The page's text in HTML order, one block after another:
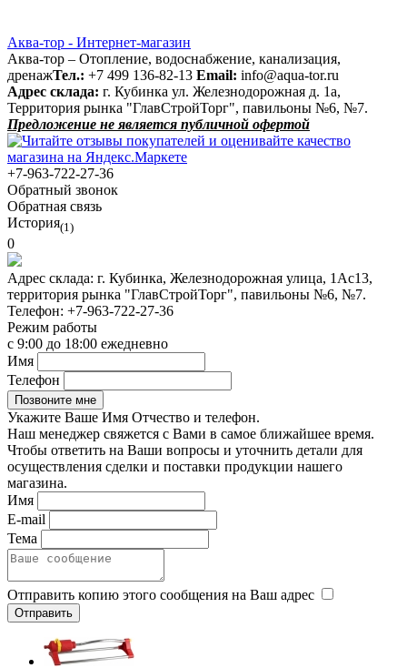
Аква-тор - Интернет-магазин
Аква-тор – Отопление, водоснабжение, канализация,
дренажТел.: +7 499 136-82-13 Email: info@aqua-tor.ru
Адрес склада: г. Кубинка ул. Железнодорожная д. 1а,
Территория рынка "ГлавСтройТорг", павильоны №6, №7.
Предложение не является публичной офертой
+7-963-722-27-36
Обратный звонок
Обратная связь
История(1)
0
Адрес склада: г. Кубинка, Железнодорожная улица, 1Ас13,
территория рынка "ГлавСтройТорг", павильоны №6, №7.
Телефон: +7-963-722-27-36
Режим работы
с 9:00 до 18:00 ежедневно
Имя
Телефон
Укажите Ваше Имя Отчество и телефон.
Наш менеджер свяжется с Вами в самое ближайшее время.
Чтобы ответить на Ваши вопросы и уточнить детали для
осуществления сделки и поставки продукции нашего
магазина.
Имя
E-mail
Тема
Отправить копию этого сообщения на Ваш адрес